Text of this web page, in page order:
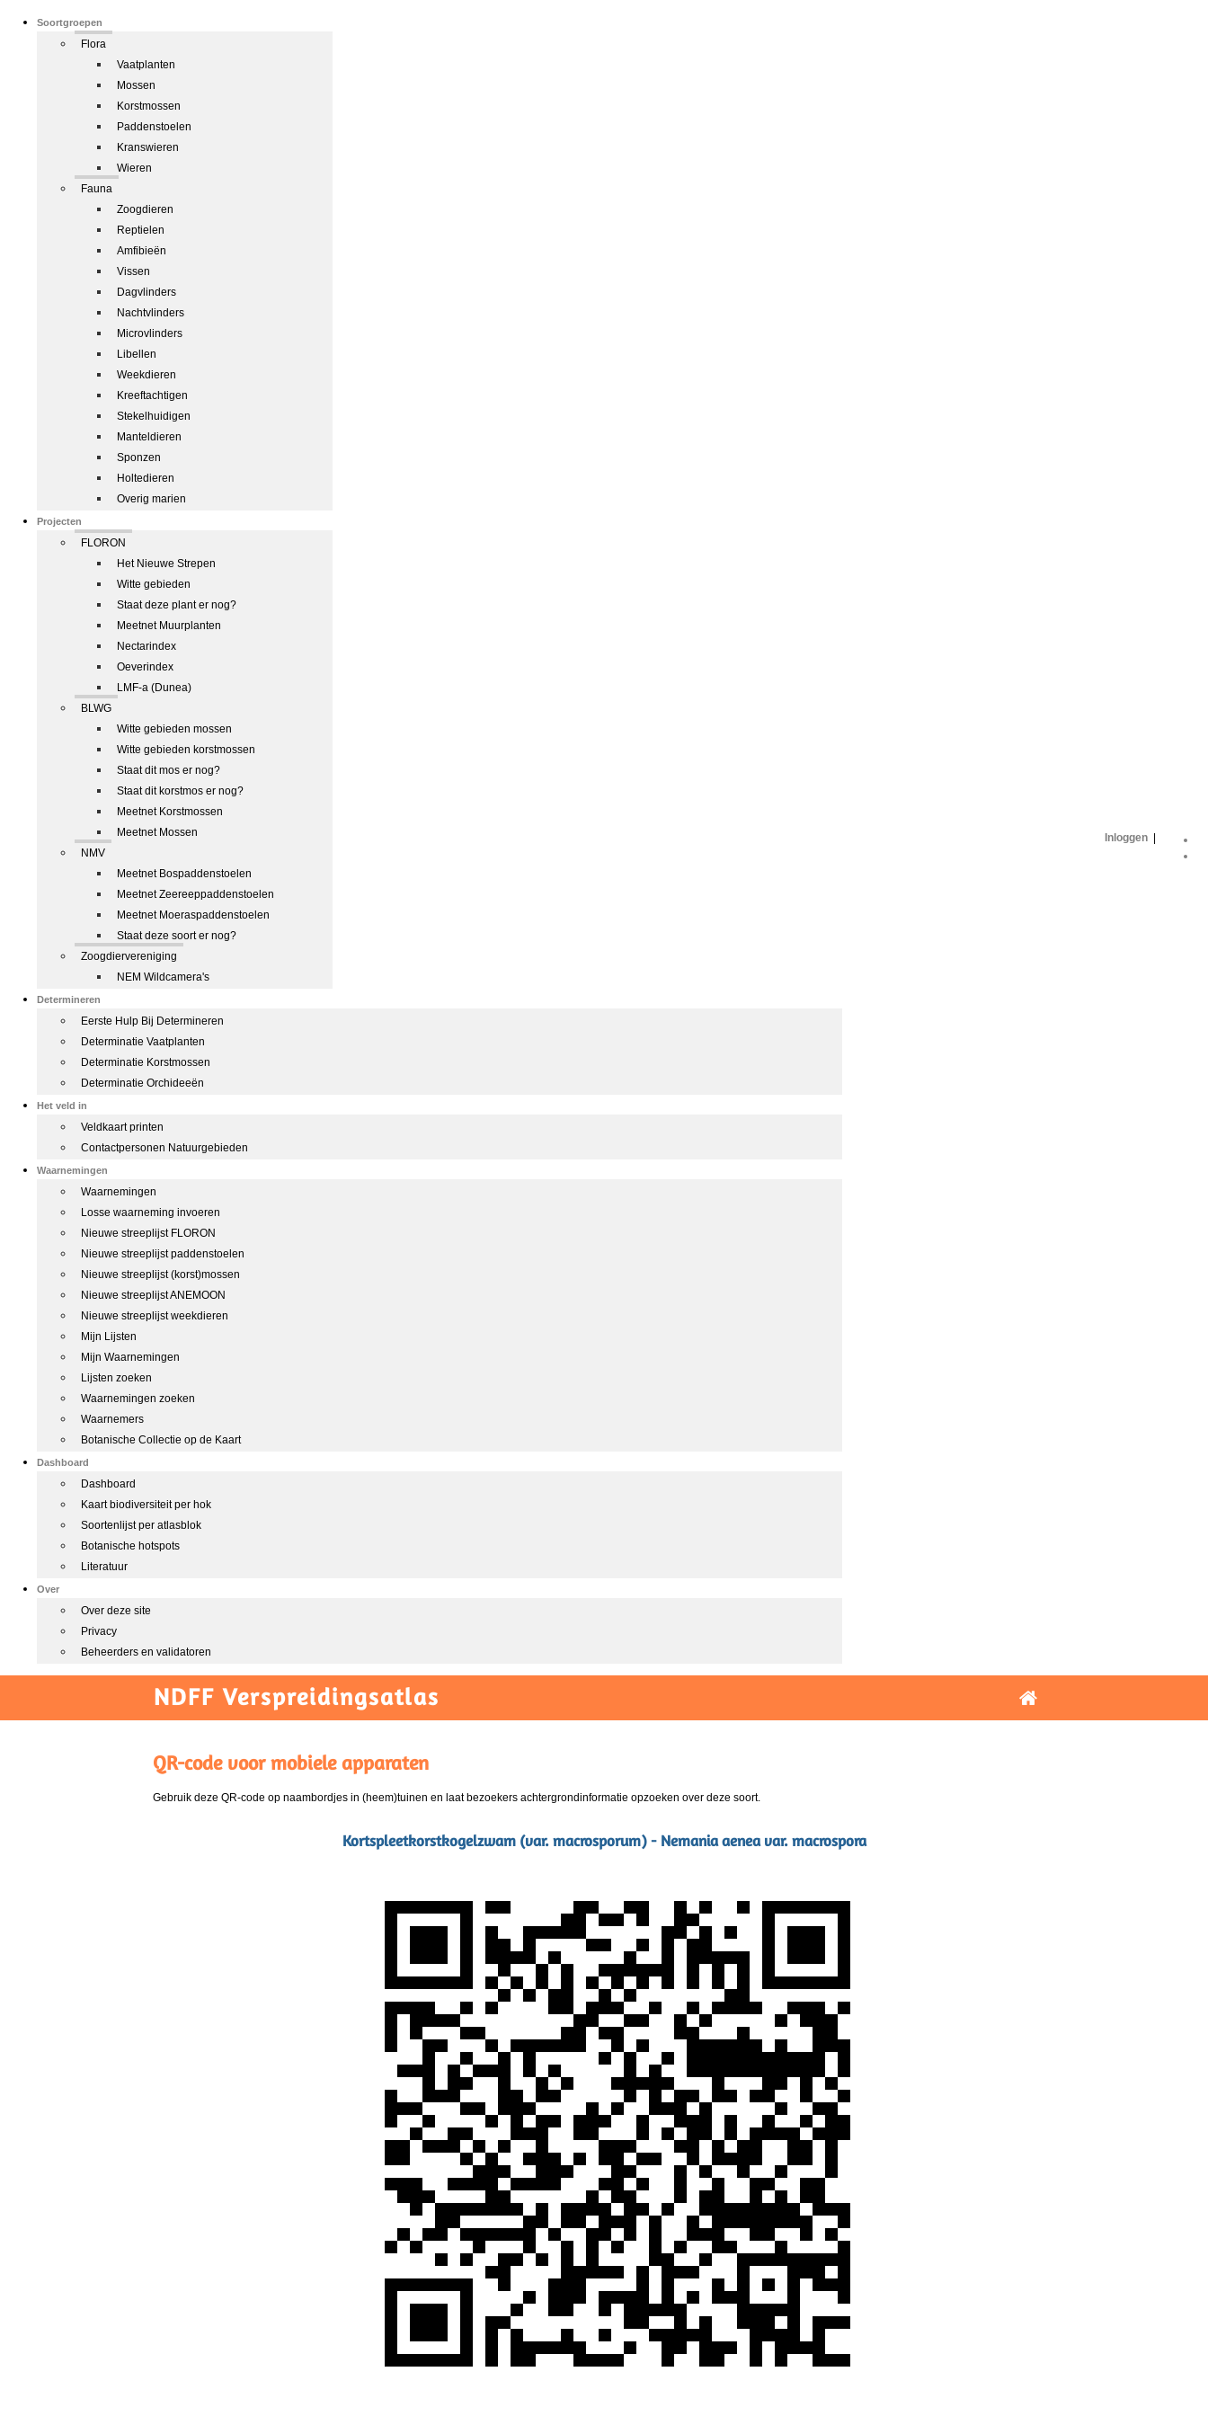
Soortgroepen
Flora
Vaatplanten
Mossen
Korstmossen
Paddenstoelen
Kranswieren
Wieren
Fauna
Zoogdieren
Reptielen
Amfibieën
Vissen
Dagvlinders
Nachtvlinders
Microvlinders
Libellen
Weekdieren
Kreeftachtigen
Stekelhuidigen
Manteldieren
Sponzen
Holtedieren
Overig marien
Projecten
FLORON
Het Nieuwe Strepen
Witte gebieden
Staat deze plant er nog?
Meetnet Muurplanten
Nectarindex
Oeverindex
LMF-a (Dunea)
BLWG
Witte gebieden mossen
Witte gebieden korstmossen
Staat dit mos er nog?
Staat dit korstmos er nog?
Meetnet Korstmossen
Meetnet Mossen
NMV
Meetnet Bospaddenstoelen
Meetnet Zeereeppaddenstoelen
Meetnet Moeraspaddenstoelen
Staat deze soort er nog?
Zoogdiervereniging
NEM Wildcamera's
Determineren
Eerste Hulp Bij Determineren
Determinatie Vaatplanten
Determinatie Korstmossen
Determinatie Orchideeën
Het veld in
Veldkaart printen
Contactpersonen Natuurgebieden
Waarnemingen
Waarnemingen
Losse waarneming invoeren
Nieuwe streeplijst FLORON
Nieuwe streeplijst paddenstoelen
Nieuwe streeplijst (korst)mossen
Nieuwe streeplijst ANEMOON
Nieuwe streeplijst weekdieren
Mijn Lijsten
Mijn Waarnemingen
Lijsten zoeken
Waarnemingen zoeken
Waarnemers
Botanische Collectie op de Kaart
Dashboard
Dashboard
Kaart biodiversiteit per hok
Soortenlijst per atlasblok
Botanische hotspots
Literatuur
Over
Over deze site
Privacy
Beheerders en validatoren
Inloggen
NDFF Verspreidingsatlas
QR-code voor mobiele apparaten
Gebruik deze QR-code op naambordjes in (heem)tuinen en laat bezoekers achtergrondinformatie opzoeken over deze soort.
Kortspleetkorstkogelzwam (var. macrosporum) - Nemania aenea var. macrospora